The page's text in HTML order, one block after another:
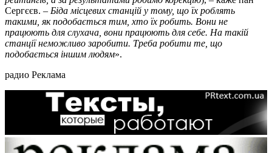
Сергєєв. – Біда місцевих станцій у тому, що їх роблять
такими, як подобається тим, хто їх робить. Вони не
працюють для слухача, вони працюють для себе. На такій
станції неможливо заробити. Треба робити те, що
подобається іншим людям».
радио Реклама